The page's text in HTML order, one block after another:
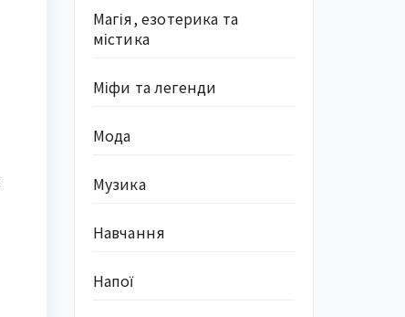
Магія, езотерика та
містика
Міфи та легенди
Мода
Музика
Навчання
Напої